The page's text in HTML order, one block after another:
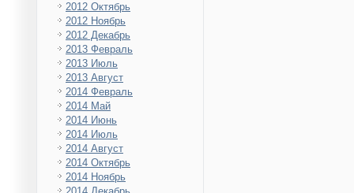
2012 Октябрь
2012 Ноябрь
2012 Декабрь
2013 Февраль
2013 Июль
2013 Август
2014 Февраль
2014 Май
2014 Июнь
2014 Июль
2014 Август
2014 Октябрь
2014 Ноябрь